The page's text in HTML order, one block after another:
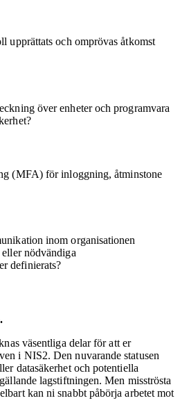
upprättats och omprövas åtkomst
över enheter och programvara
(MFA) för inloggning, åtminstone
inom organisationen
nödvändiga
definierats?
väsentliga delar för att er
i NIS2. Den nuvarande statusen
datasäkerhet och potentiella
lagstiftningen. Men misströsta
kan ni snabbt påbörja arbetet mot